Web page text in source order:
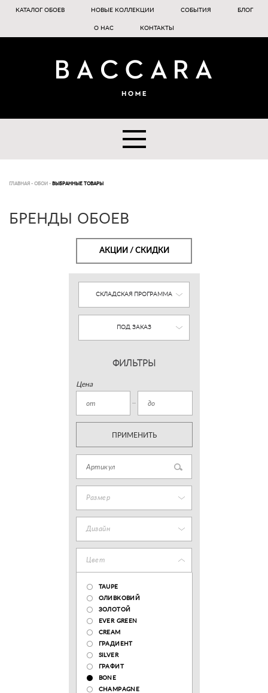
КАТАЛОГ ОБОЕВ НОВЫЕ КОЛЛЕКЦИИ СОБЫТИЯ БЛОГ
О НАС КОНТАКТЫ
ГЛАВНАЯ - ОБОИ - ВЫБРАННЫЕ ТОВАРЫ
БРЕНДЫ ОБОЕВ
АКЦИИ / СКИДКИ
СКЛАДСКАЯ ПРОГРАММА
ПОД ЗАКАЗ
ФИЛЬТРЫ
Цена
ПРИМЕНИТЬ
Размер
Дизайн
Цвет
TAUPE
ОЛИВКОВИЙ
ЗОЛОТОЙ
EVER GREEN
CREAM
ГРАДИЕНТ
SILVER
ГРАФИТ
BONE
CHAMPAGNE